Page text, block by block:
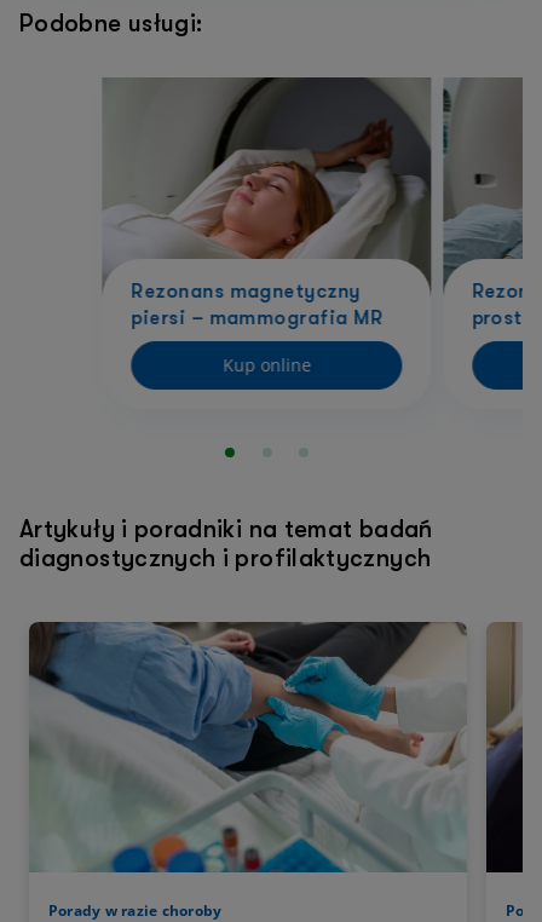
Podobne usługi:
Rezonans magnetyczny
piersi – mammografia MR
Kup online
Artykuły i poradniki na temat badań
diagnostycznych i profilaktycznych
Porady w razie choroby